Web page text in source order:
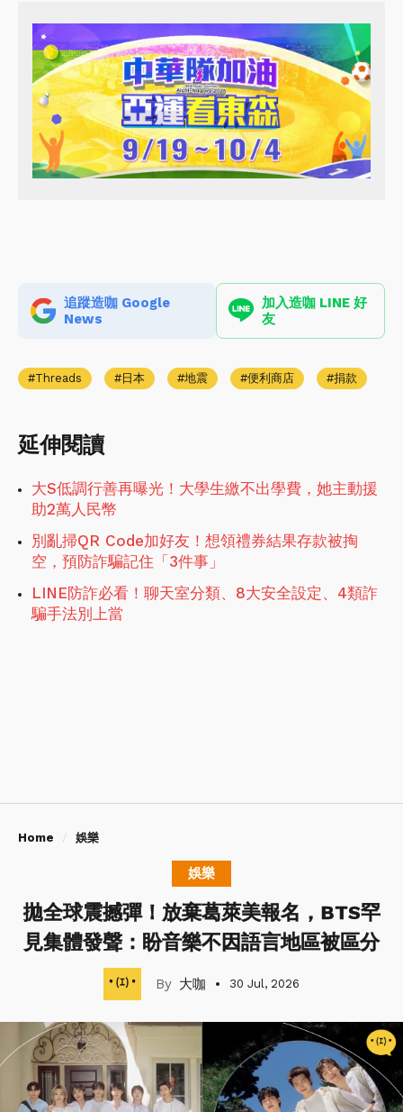
追蹤造咖 Google
News
加入造咖 LINE 好
友
Threads 日本 地震 便利商店 捐款
延伸閱讀
大S低調行善再曝光！大學生繳不出學費，她主動援
助2萬人民幣
別亂掃QR Code加好友！想領禮券結果存款被掏
空，預防詐騙記住「3件事」
LINE防詐必看！聊天室分類、8大安全設定、4類詐
騙手法別上當
Home 娛樂
娛樂
拋全球震撼彈！放棄葛萊美報名，BTS罕
見集體發聲：盼音樂不因語言地區被區分
大咖 30 Jul, 2026